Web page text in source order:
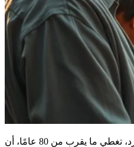
أظهرت دراسة من جامعة هارفارد، تغطي ما يقرب من 80 عامًا، أن